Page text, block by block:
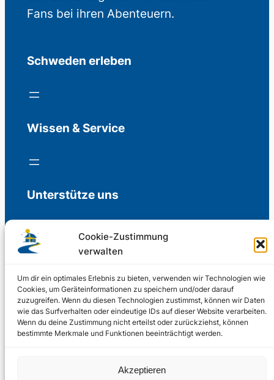
Cookie-Zustimmung
verwalten
Um dir ein optimales Erlebnis zu bieten, verwenden wir Technologien wie
Cookies, um Geräteinformationen zu speichern und/oder darauf
zuzugreifen. Wenn du diesen Technologien zustimmst, können wir Daten
wie das Surfverhalten oder eindeutige IDs auf dieser Website verarbeiten.
Wenn du deine Zustimmung nicht erteilst oder zurückziehst, können
bestimmte Merkmale und Funktionen beeinträchtigt werden.
Akzeptieren
Fans bei ihren Abenteuern.
Schweden erleben
Wissen & Service
Unterstütze uns
Freiwillige Spenden für die Aufrechterhaltung
Support us
© 2002 – 2026